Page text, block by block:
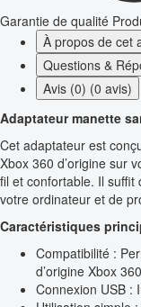
Garantie de qualité
À propos de cet
Questions &
Avis (0) (0 avis)
Adaptateur manette
Cet adaptateur est
Xbox 360 d’origine sur
fil et confortable. Il suffit
votre ordinateur et de
Caractéristiques
Compatibilité :
d’origine Xbox
Connexion USB :